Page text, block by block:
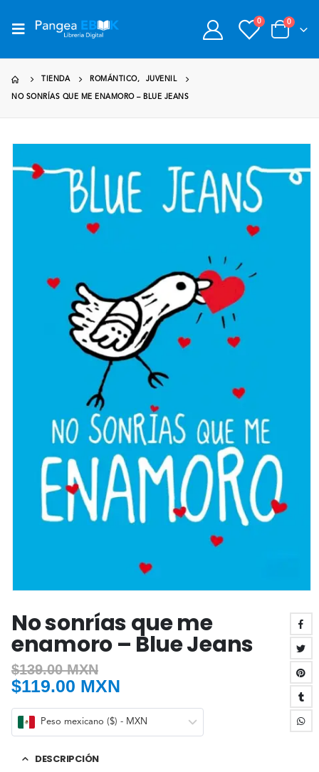
0 0
TIENDA ROMÁNTICO, JUVENIL
NO SONRÍAS QUE ME ENAMORO – BLUE JEANS
No sonrías que me
enamoro – Blue Jeans
$139.00 MXN
$119.00 MXN
Peso mexicano ($) - MXN
DESCRIPCIÓN